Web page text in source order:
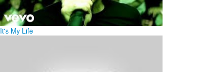
It's My Life